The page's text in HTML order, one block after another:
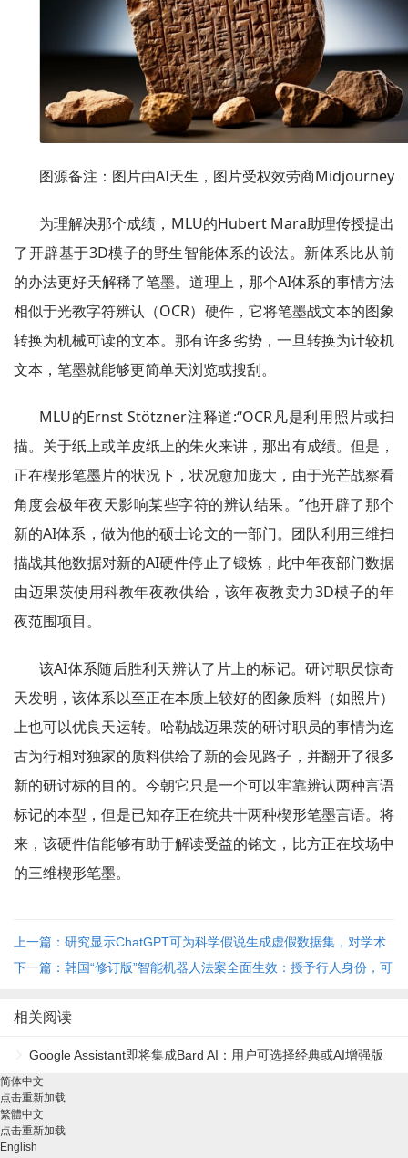
图源备注：图片由AI天生，图片受权效劳商Midjourney
为理解决那个成绩，MLU的Hubert Mara助理传授提出
了开辟基于3D模子的野生智能体系的设法。新体系比从前
的办法更好天解稀了笔墨。道理上，那个AI体系的事情方法
相似于光教字符辨认（OCR）硬件，它将笔墨战文本的图象
转换为机械可读的文本。那有许多劣势，一旦转换为计较机
文本，笔墨就能够更简单天浏览或搜刮。
MLU的Ernst Stötzner注释道:“OCR凡是利用照片或扫
描。关于纸上或羊皮纸上的朱火来讲，那出有成绩。但是，
正在楔形笔墨片的状况下，状况愈加庞大，由于光芒战察看
角度会极年夜天影响某些字符的辨认结果。”他开辟了那个
新的AI体系，做为他的硕士论文的一部门。团队利用三维扫
描战其他数据对新的AI硬件停止了锻炼，此中年夜部门数据
由迈果茨使用科教年夜教供给，该年夜教卖力3D模子的年
夜范围项目。
该AI体系随后胜利天辨认了片上的标记。研讨职员惊奇
天发明，该体系以至正在本质上较好的图象质料（如照片）
上也可以优良天运转。哈勒战迈果茨的研讨职员的事情为迄
古为行相对独家的质料供给了新的会见路子，并翻开了很多
新的研讨标的目的。今朝它只是一个可以牢靠辨认两种言语
标记的本型，但是已知存正在统共十两种楔形笔墨言语。将
来，该硬件借能够有助于解读受益的铭文，比方正在坟场中
的三维楔形笔墨。
上一篇：研究显示ChatGPT可为科学假说生成虚假数据集，对学术
诚信造成威胁
下一篇：韩国“修订版”智能机器人法案全面生效：授予行人身份，可
相关阅读
Google Assistant即将集成Bard AI：用户可选择经典或AI增强版
本
简体中文
点击重新加载
繁體中文
点击重新加载
English